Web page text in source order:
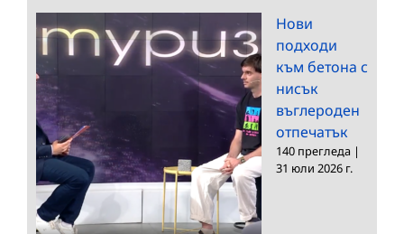
Нови
подходи
към бетона с
нисък
въглероден
отпечатък
140 прегледа |
31 юли 2026 г.